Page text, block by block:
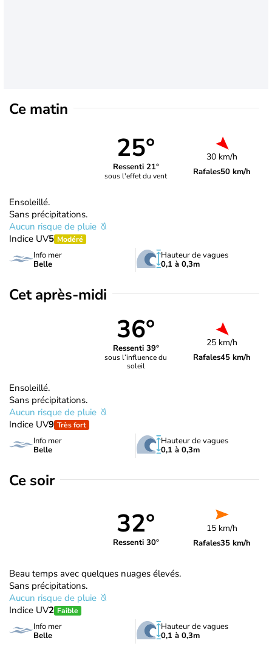
Ce matin
25°
Ressenti 21°
sous l'effet du vent
30 km/h
Rafales50 km/h
Ensoleillé.
Sans précipitations.
Aucun risque de pluie
Indice UV5 Modéré
Info mer
Belle
Hauteur de vagues
0,1 à 0,3m
Cet après-midi
36°
Ressenti 39°
sous l’influence du
soleil
25 km/h
Rafales45 km/h
Ensoleillé.
Sans précipitations.
Aucun risque de pluie
Indice UV9 Très fort
Info mer
Belle
Hauteur de vagues
0,1 à 0,3m
Ce soir
32°
Ressenti 30°
15 km/h
Rafales35 km/h
Beau temps avec quelques nuages élevés.
Sans précipitations.
Aucun risque de pluie
Indice UV2 Faible
Info mer
Belle
Hauteur de vagues
0,1 à 0,3m